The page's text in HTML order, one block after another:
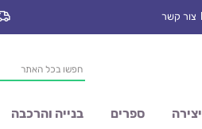
צור קשר
Products
search
יצירה ספרים בנייה והרכבה